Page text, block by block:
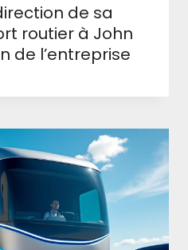
de sa
routier à John
de l’entreprise